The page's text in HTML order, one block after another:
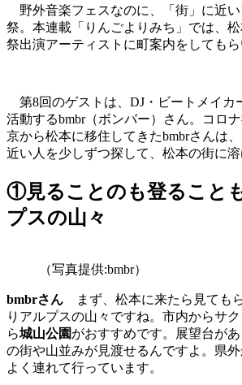
野外音楽フェスなのに、「街」に近
祭。本連載「りんごよりみち」では、
祭出演アーティストに町案内をしてもら
第8回のゲストは、DJ・ビートメイカ
活動するbmbr（ボンバー）さん。コロ
京から松本に移住してきたbmbrさんは
近い人を少しずつ探して、松本の街に溶
①見ることのも登ること
プスの山々
（写真提供:bmbr）
bmbrさん まず、松本に来たら見ても
りアルプスの山々ですね。市内からサ
ら城山公園がおすすめです。展望台が
の街や山並みが見渡せるんですよ。県
よく連れて行っています。